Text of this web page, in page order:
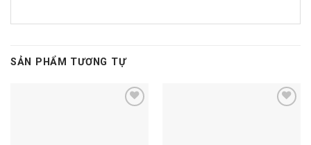
SẢN PHẨM TƯƠNG TỰ